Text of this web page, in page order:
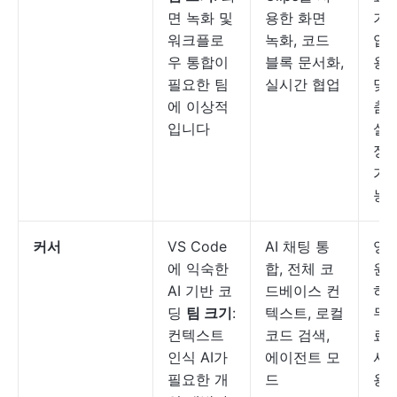
면 녹화 및
워크플로
우 통합이
필요한 팀
에 이상적
입니다
용한 화면
녹화, 코드
블록 문서화,
실시간 협업
기
업
용
맞
춤
설
정
가
능
커서
VS Code
에 익숙한
AI 기반 코
딩 팀 크기:
컨텍스트
인식 AI가
필요한 개
AI 채팅 통
합, 전체 코
드베이스 컨
텍스트, 로컬
코드 검색,
에이전트 모
드
영
원
히
무
료,
사
용